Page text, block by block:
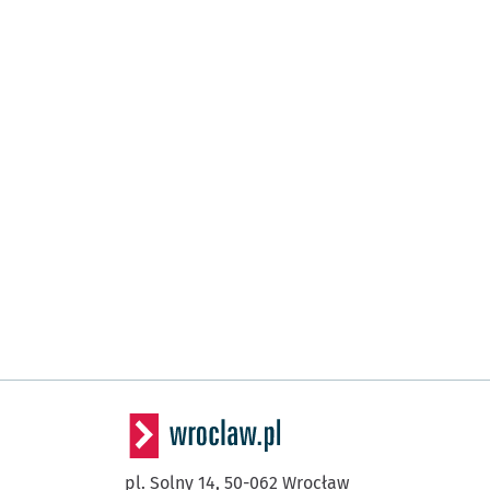
pl. Solny 14, 50-062 Wrocław